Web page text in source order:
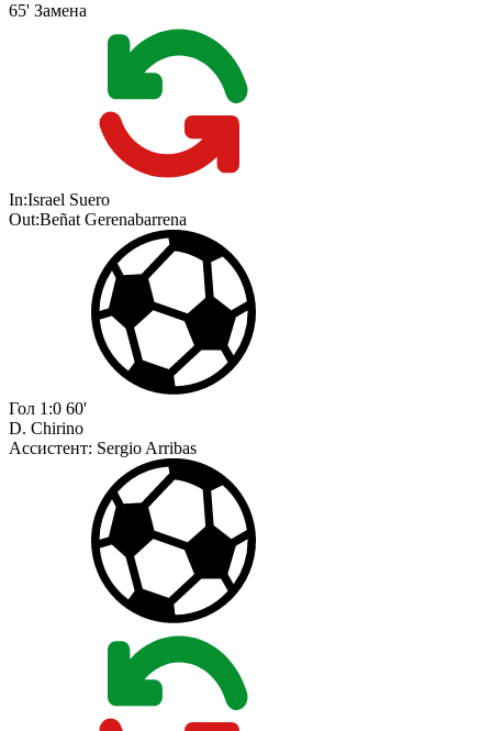
65' Замена
In:Israel Suero
Out:Beñat Gerenabarrena
Гол 1:0 60'
D. Chirino
Ассистент: Sergio Arribas